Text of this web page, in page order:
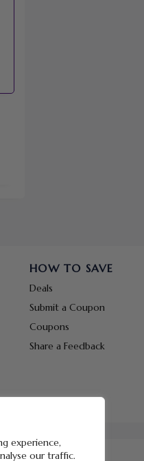
experience,
our traffic.
HOW TO SAVE
Deals
Submit a Coupon
Coupons
Share a Feedback